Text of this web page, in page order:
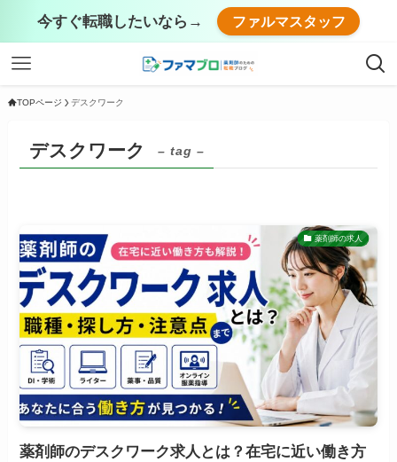
今すぐ転職したいなら→ ファルマスタッフ
TOPページ デスクワーク
デスクワーク – tag –
薬剤師の求人
薬剤師のデスクワーク求人とは？在宅に近い働き方